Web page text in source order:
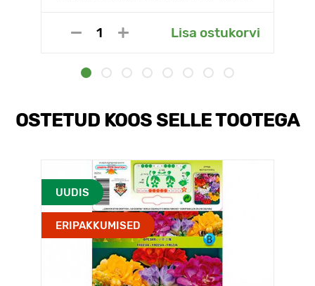
Lisa ostukorvi
OSTETUD KOOS SELLE TOOTEGA
UUDIS
ERIPAKKUMISED